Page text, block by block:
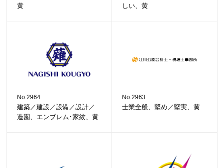
黄
しい、黄
No.2964
建築／建設／設備／設計／
造園、エンブレム･家紋、黄
No.2963
士業全般、堅め／堅実、黄